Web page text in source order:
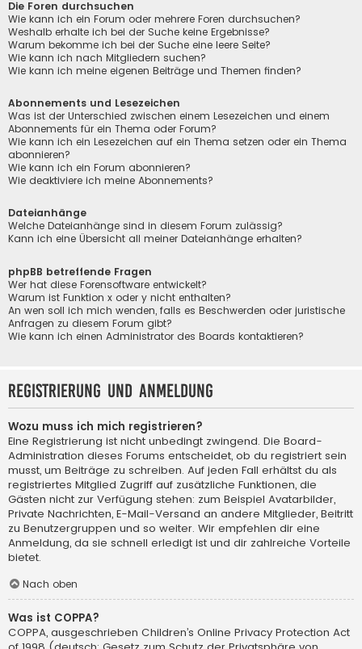
Die Foren durchsuchen
Wie kann ich ein Forum oder mehrere Foren durchsuchen?
Weshalb erhalte ich bei der Suche keine Ergebnisse?
Warum bekomme ich bei der Suche eine leere Seite?
Wie kann ich nach Mitgliedern suchen?
Wie kann ich meine eigenen Beiträge und Themen finden?
Abonnements und Lesezeichen
Was ist der Unterschied zwischen einem Lesezeichen und einem
Abonnements für ein Thema oder Forum?
Wie kann ich ein Lesezeichen auf ein Thema setzen oder ein Thema
abonnieren?
Wie kann ich ein Forum abonnieren?
Wie deaktiviere ich meine Abonnements?
Dateianhänge
Welche Dateianhänge sind in diesem Forum zulässig?
Kann ich eine Übersicht all meiner Dateianhänge erhalten?
phpBB betreffende Fragen
Wer hat diese Forensoftware entwickelt?
Warum ist Funktion x oder y nicht enthalten?
An wen soll ich mich wenden, falls es Beschwerden oder juristische
Anfragen zu diesem Forum gibt?
Wie kann ich einen Administrator des Boards kontaktieren?
Registrierung und Anmeldung
Wozu muss ich mich registrieren?
Eine Registrierung ist nicht unbedingt zwingend. Die Board-
Administration dieses Forums entscheidet, ob du registriert sein
musst, um Beiträge zu schreiben. Auf jeden Fall erhältst du als
registriertes Mitglied Zugriff auf zusätzliche Funktionen, die
Gästen nicht zur Verfügung stehen: zum Beispiel Avatarbilder,
Private Nachrichten, E-Mail-Versand an andere Mitglieder, Beitritt
zu Benutzergruppen und so weiter. Wir empfehlen dir eine
Anmeldung, da sie schnell erledigt ist und dir zahlreiche Vorteile
bietet.
Nach oben
Was ist COPPA?
COPPA, ausgeschrieben Children’s Online Privacy Protection Act